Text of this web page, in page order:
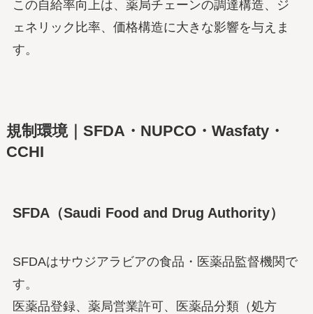
この自給率向上は、薬局チェーンの調達構造、ジ
ェネリック比率、価格構造に大きな影響を与えま
す。
規制環境｜SFDA・NUPCO・Wasfaty・
CCHI
SFDA（Saudi Food and Drug Authority）
SFDAはサウジアラビアの食品・医薬品監督機関で
す。
医薬品登録、薬局営業許可、医薬品分類（処方